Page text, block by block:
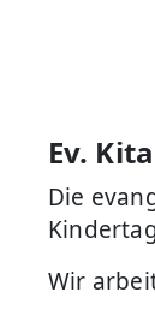
Ev.
Die
Wir